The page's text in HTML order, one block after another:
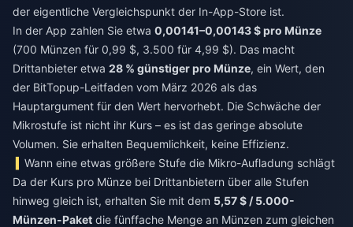
der eigentliche Vergleichspunkt der In-App-Store ist.
In der App zahlen Sie etwa 0,00141–0,00143 $ pro Münze
(700 Münzen für 0,99 $, 3.500 für 4,99 $). Das macht
Drittanbieter etwa 28 % günstiger pro Münze, ein Wert, den
der BitTopup-Leitfaden vom März 2026 als das
Hauptargument für den Wert hervorhebt. Die Schwäche der
Mikrostufe ist nicht ihr Kurs – es ist das geringe absolute
Volumen. Sie erhalten Bequemlichkeit, keine Effizienz.
Wann eine etwas größere Stufe die Mikro-Aufladung schlägt
Da der Kurs pro Münze bei Drittanbietern über alle Stufen
hinweg gleich ist, erhalten Sie mit dem 5,57 $ / 5.000-
Münzen-Paket die fünffache Menge an Münzen zum gleichen